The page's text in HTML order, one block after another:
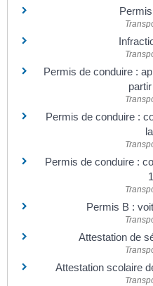
Permis de conduire :
Permis de conduire :
Permis de conduire :
Permis B :
Attestation de
Attestation scolaire